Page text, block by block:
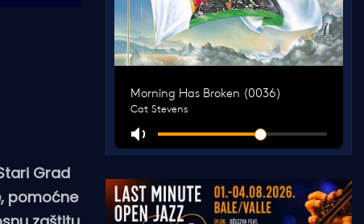
Grad
pomoćne